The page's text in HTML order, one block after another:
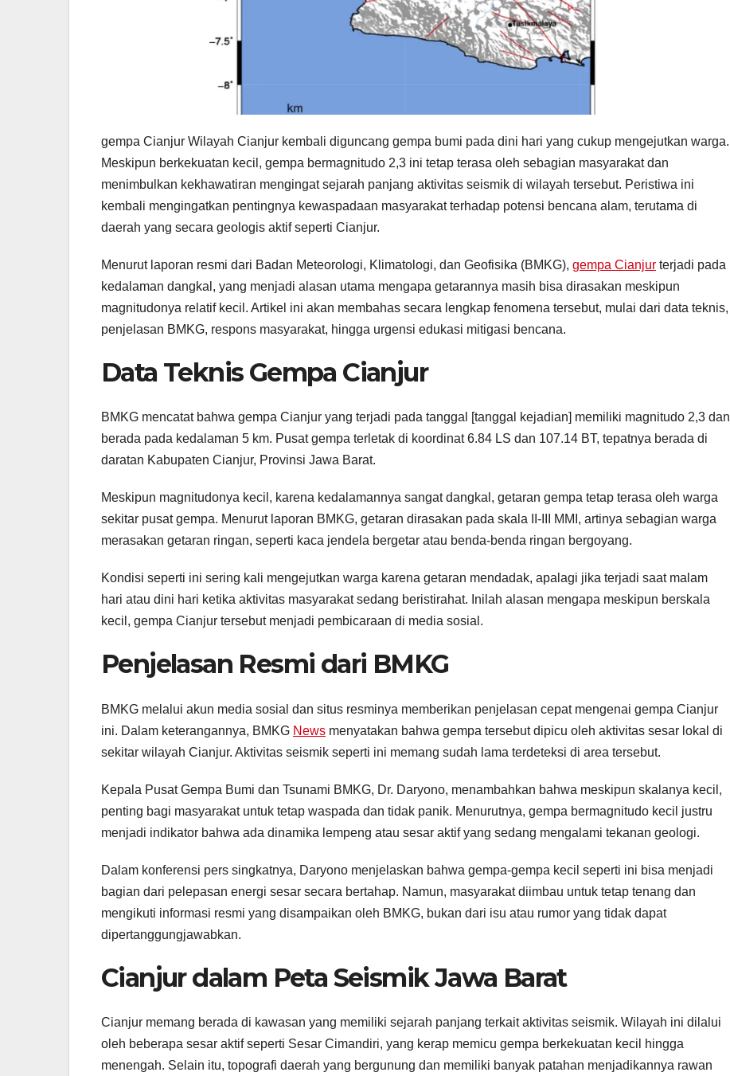
gempa Cianjur Wilayah Cianjur kembali diguncang gempa bumi pada dini hari yang cukup mengejutkan warga.
Meskipun berkekuatan kecil, gempa bermagnitudo 2,3 ini tetap terasa oleh sebagian masyarakat dan
menimbulkan kekhawatiran mengingat sejarah panjang aktivitas seismik di wilayah tersebut. Peristiwa ini
kembali mengingatkan pentingnya kewaspadaan masyarakat terhadap potensi bencana alam, terutama di
daerah yang secara geologis aktif seperti Cianjur.
Menurut laporan resmi dari Badan Meteorologi, Klimatologi, dan Geofisika (BMKG), gempa Cianjur terjadi pada
kedalaman dangkal, yang menjadi alasan utama mengapa getarannya masih bisa dirasakan meskipun
magnitudonya relatif kecil. Artikel ini akan membahas secara lengkap fenomena tersebut, mulai dari data teknis,
penjelasan BMKG, respons masyarakat, hingga urgensi edukasi mitigasi bencana.
Data Teknis Gempa Cianjur
BMKG mencatat bahwa gempa Cianjur yang terjadi pada tanggal [tanggal kejadian] memiliki magnitudo 2,3 dan
berada pada kedalaman 5 km. Pusat gempa terletak di koordinat 6.84 LS dan 107.14 BT, tepatnya berada di
daratan Kabupaten Cianjur, Provinsi Jawa Barat.
Meskipun magnitudonya kecil, karena kedalamannya sangat dangkal, getaran gempa tetap terasa oleh warga
sekitar pusat gempa. Menurut laporan BMKG, getaran dirasakan pada skala II-III MMI, artinya sebagian warga
merasakan getaran ringan, seperti kaca jendela bergetar atau benda-benda ringan bergoyang.
Kondisi seperti ini sering kali mengejutkan warga karena getaran mendadak, apalagi jika terjadi saat malam
hari atau dini hari ketika aktivitas masyarakat sedang beristirahat. Inilah alasan mengapa meskipun berskala
kecil, gempa Cianjur tersebut menjadi pembicaraan di media sosial.
Penjelasan Resmi dari BMKG
BMKG melalui akun media sosial dan situs resminya memberikan penjelasan cepat mengenai gempa Cianjur
ini. Dalam keterangannya, BMKG News menyatakan bahwa gempa tersebut dipicu oleh aktivitas sesar lokal di
sekitar wilayah Cianjur. Aktivitas seismik seperti ini memang sudah lama terdeteksi di area tersebut.
Kepala Pusat Gempa Bumi dan Tsunami BMKG, Dr. Daryono, menambahkan bahwa meskipun skalanya kecil,
penting bagi masyarakat untuk tetap waspada dan tidak panik. Menurutnya, gempa bermagnitudo kecil justru
menjadi indikator bahwa ada dinamika lempeng atau sesar aktif yang sedang mengalami tekanan geologi.
Dalam konferensi pers singkatnya, Daryono menjelaskan bahwa gempa-gempa kecil seperti ini bisa menjadi
bagian dari pelepasan energi sesar secara bertahap. Namun, masyarakat diimbau untuk tetap tenang dan
mengikuti informasi resmi yang disampaikan oleh BMKG, bukan dari isu atau rumor yang tidak dapat
dipertanggungjawabkan.
Cianjur dalam Peta Seismik Jawa Barat
Cianjur memang berada di kawasan yang memiliki sejarah panjang terkait aktivitas seismik. Wilayah ini dilalui
oleh beberapa sesar aktif seperti Sesar Cimandiri, yang kerap memicu gempa berkekuatan kecil hingga
menengah. Selain itu, topografi daerah yang bergunung dan memiliki banyak patahan menjadikannya rawan